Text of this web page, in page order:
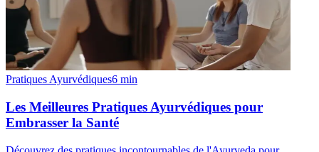
Pratiques Ayurvédiques6 min
Les Meilleures Pratiques Ayurvédiques pour
Embrasser la Santé